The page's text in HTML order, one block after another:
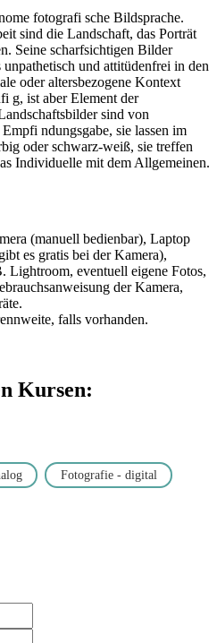
fotografi sche Bildsprache.
sind die Landschaft, das Porträt
Seine scharfsichtigen Bilder
und attitüdenfrei in den
oder altersbezogene Kontext
g, ist aber Element der
sind von
ndungsgabe, sie lassen im
oder schwarz-weiß, sie treffen
Individuelle mit dem Allgemeinen.
(manuell bedienbar), Laptop
es gratis bei der Kamera),
Lightroom, eventuell eigene Fotos,
der Kamera,
falls vorhanden.
Kursen:
Fotografie - digital